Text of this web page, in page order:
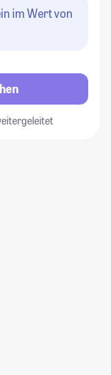
im Wert von